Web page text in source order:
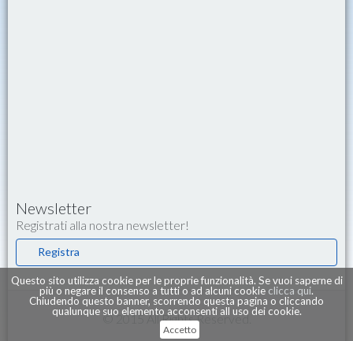
Questo sito utilizza cookie per le proprie funzionalità. Se vuoi saperne di
più o negare il consenso a tutti o ad alcuni cookie clicca qui.
Chiudendo questo banner, scorrendo questa pagina o cliccando
qualunque suo elemento acconsenti all uso dei cookie.
Accetto
Newsletter
Registrati alla nostra newsletter!
Registra
© 2015 All Rights Reserved.